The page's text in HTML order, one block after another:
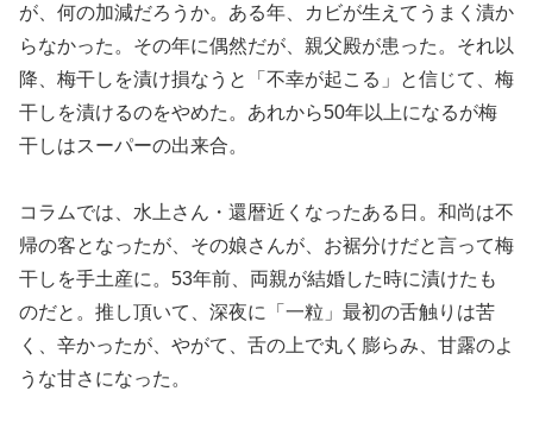
が、何の加減だろうか。ある年、カビが生えてうまく漬か
らなかった。その年に偶然だが、親父殿が患った。それ以
降、梅干しを漬け損なうと「不幸が起こる」と信じて、梅
干しを漬けるのをやめた。あれから50年以上になるが梅
干しはスーパーの出来合。
コラムでは、水上さん・還暦近くなったある日。和尚は不
帰の客となったが、その娘さんが、お裾分けだと言って梅
干しを手土産に。53年前、両親が結婚した時に漬けたも
のだと。推し頂いて、深夜に「一粒」最初の舌触りは苦
く、辛かったが、やがて、舌の上で丸く膨らみ、甘露のよ
うな甘さになった。